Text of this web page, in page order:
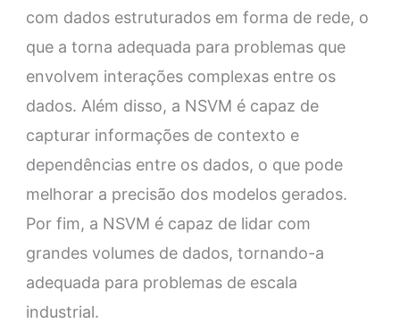
com dados estruturados em forma de rede, o
que a torna adequada para problemas que
envolvem interações complexas entre os
dados. Além disso, a NSVM é capaz de
capturar informações de contexto e
dependências entre os dados, o que pode
melhorar a precisão dos modelos gerados.
Por fim, a NSVM é capaz de lidar com
grandes volumes de dados, tornando-a
adequada para problemas de escala
industrial.